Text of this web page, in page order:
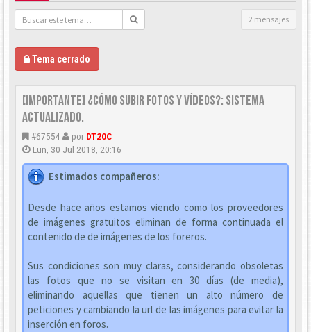
2 mensajes
Tema cerrado
[IMPORTANTE] ¿Cómo subir FOTOS y VÍDEOS?: Sistema
actualizado.
#67554 por DT20C
Lun, 30 Jul 2018, 20:16
Estimados compañeros:
Desde hace años estamos viendo como los proveedores
de imágenes gratuitos eliminan de forma continuada el
contenido de de imágenes de los foreros.
Sus condiciones son muy claras, considerando obsoletas
las fotos que no se visitan en 30 días (de media),
eliminando aquellas que tienen un alto número de
peticiones y cambiando la url de las imágenes para evitar la
inserción en foros.